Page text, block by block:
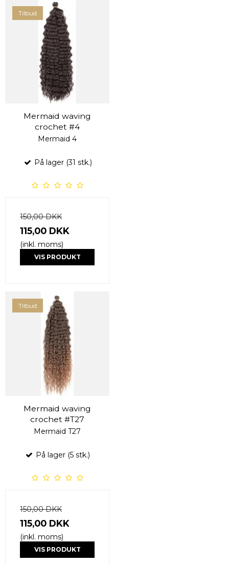
Tilbud
Mermaid waving
crochet #4
Mermaid 4
På lager (31 stk.)
150,00 DKK
115,00 DKK
(inkl. moms)
VIS PRODUKT
Tilbud
Mermaid waving
crochet #T27
Mermaid T27
På lager (5 stk.)
150,00 DKK
115,00 DKK
(inkl. moms)
VIS PRODUKT